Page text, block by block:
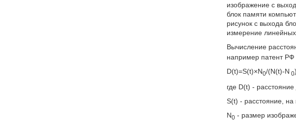
изображение с
блок памяти
рисунок с выхода
измерение
Вычисление
например патент РФ
D(t)=S(t)×N0/(N(t)-N 0),
где D(t) -
S(t) - расстояние, на
N0- размер